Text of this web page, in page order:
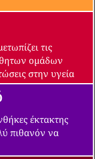
τις
ομάδων
στην υγεία
έκτακτης
πιθανόν να